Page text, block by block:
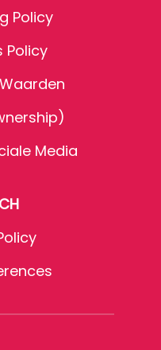
Policy
Policy
Media